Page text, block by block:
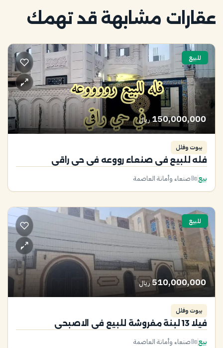
عقارات مشابهة قد تهمك
للبيع
150,000,000 ريال
بيوت وفلل
فله للبيع في صنعاء رووعه في حي راقي
بيع صنعاء وأمانة العاصمة
للبيع
510,000,000 ريال
بيوت وفلل
فيلا 13 لبنة مفروشة للبيع في الاصبحي
بيع صنعاء وأمانة العاصمة